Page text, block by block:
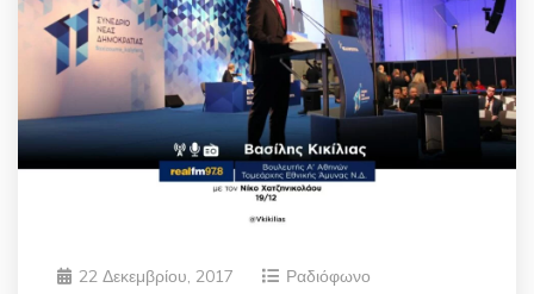
22 Δεκεμβρίου, 2017 Ραδιόφωνο